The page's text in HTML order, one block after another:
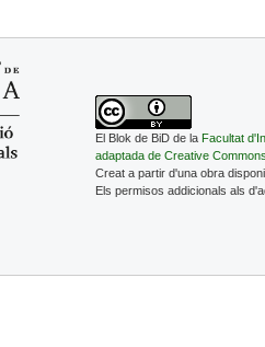
El Blok de BiD de la Facultat
adaptada de Creative
Creat a partir d'una obra
Els permisos addicionals als